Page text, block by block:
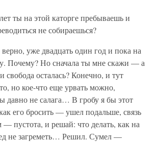
ты на этой каторге пребываешь и
не собираешься?
уже двадцать один год и пока на
Почему? Но сначала ты мне скажи — а
свобода осталась? Конечно, и тут
но кое-что еще урвать можно,
давно не салага… В гробу я бы этот
его бросить — ушел подальше, связь
— пустота, и решай: что делать, как на
не загреметь… Решил. Сумел —